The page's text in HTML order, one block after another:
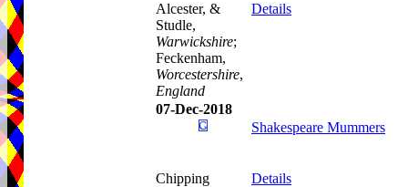
Alcester, &
Studle,
Warwickshire;
Feckenham,
Worcestershire,
England
Details
07-Dec-2018
Shakespeare Mummers
Chipping
Details